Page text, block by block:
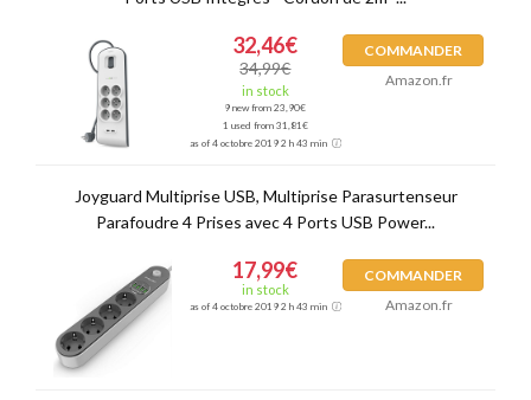
32,46€
34,99€
in stock
9 new from 23,90€
1 used from 31,81€
as of 4 octobre 2019 2 h 43 min
COMMANDER
Amazon.fr
Joyguard Multiprise USB, Multiprise Parasurtenseur
Parafoudre 4 Prises avec 4 Ports USB Power...
17,99€
in stock
as of 4 octobre 2019 2 h 43 min
COMMANDER
Amazon.fr